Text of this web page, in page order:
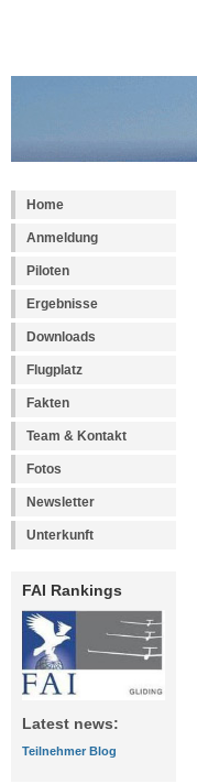
Home
Anmeldung
Piloten
Ergebnisse
Downloads
Flugplatz
Fakten
Team & Kontakt
Fotos
Newsletter
Unterkunft
FAI Rankings
Latest news:
Teilnehmer Blog